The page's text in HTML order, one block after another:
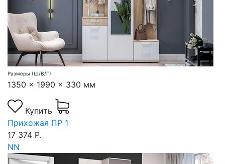
Размеры (Ш/В/Г):
1350 x 1990 x 330 мм
Купить
Прихожая ПР 1
17 374 Р.
NN